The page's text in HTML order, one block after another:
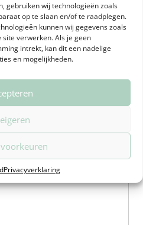
gebruiken wij technologieën zoals
op te slaan en/of te raadplegen.
kunnen wij gegevens zoals
verwerken. Als je geen
intrekt, kan dit een nadelige
en mogelijkheden.
Privacyverklaring
Blog: Zo krijg je meer grip op
verzuim